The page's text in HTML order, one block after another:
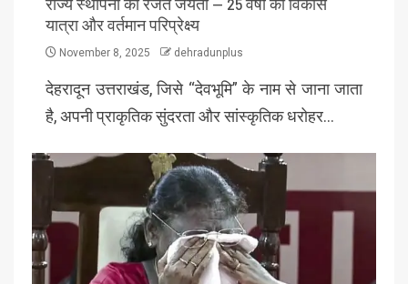
यात्रा और वर्तमान परिप्रेक्ष्य
November 8, 2025 dehradunplus
देहरादून उत्तराखंड, जिसे “देवभूमि” के नाम से जाना जाता
है, अपनी प्राकृतिक सुंदरता और सांस्कृतिक धरोहर…